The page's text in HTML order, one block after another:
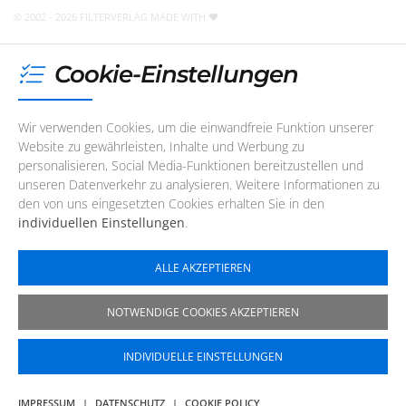
© 2002 - 2026 FILTERVERLAG MADE WITH
Cookie-Einstellungen
Wir verwenden Cookies, um die einwandfreie Funktion unserer
Website zu gewährleisten, Inhalte und Werbung zu
personalisieren, Social Media-Funktionen bereitzustellen und
unseren Datenverkehr zu analysieren. Weitere Informationen zu
den von uns eingesetzten Cookies erhalten Sie in den
individuellen Einstellungen.
ALLE AKZEPTIEREN
NOTWENDIGE COOKIES AKZEPTIEREN
IMPRESSUM | DATENSCHUTZ | COOKIE POLICY
INDIVIDUELLE EINSTELLUNGEN